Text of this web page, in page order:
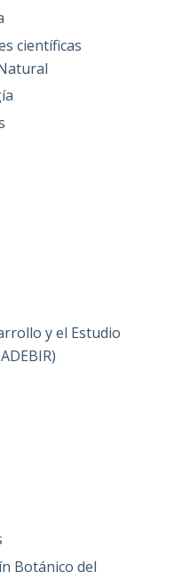
científicas
y el Estudio
Botánico del